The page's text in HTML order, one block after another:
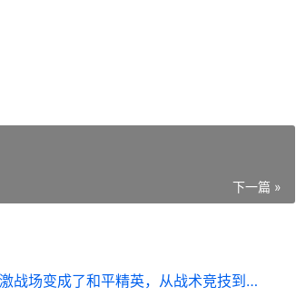
下一篇 »
为什么刺激战场变成了和平精英，从战术竞技到全民竞技的演进之路